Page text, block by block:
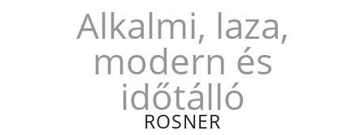
Alkalmi, laza,
modern és
időtálló
ROSNER